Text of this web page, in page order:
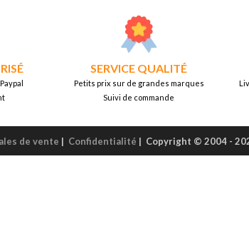
SERVICE QUALITÉ
Petits prix sur de grandes marques
Suivi de commande
de vente | Confidentialité | Copyright © 2004 -